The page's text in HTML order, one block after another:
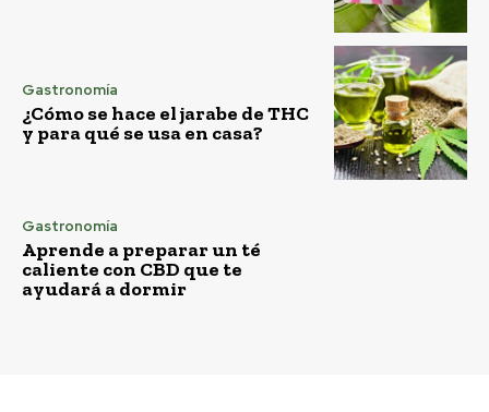
Gastronomía
¿Cómo se hace el jarabe de THC
y para qué se usa en casa?
Gastronomía
Aprende a preparar un té
caliente con CBD que te
ayudará a dormir